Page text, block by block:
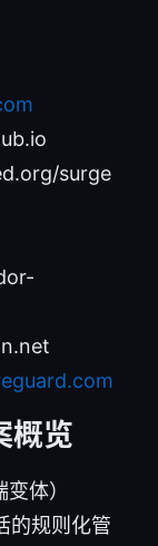
surge
概览
体）
的规则化管